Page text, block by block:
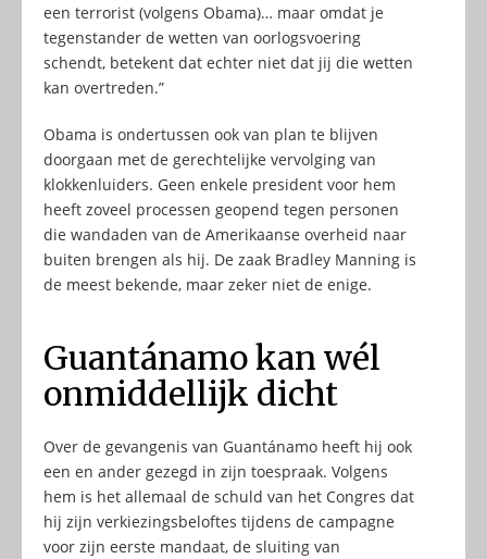
een terrorist (volgens Obama)… maar omdat je
tegenstander de wetten van oorlogsvoering
schendt, betekent dat echter niet dat jij die wetten
kan overtreden.”
Obama is ondertussen ook van plan te blijven
doorgaan met de gerechtelijke vervolging van
klokkenluiders. Geen enkele president voor hem
heeft zoveel processen geopend tegen personen
die wandaden van de Amerikaanse overheid naar
buiten brengen als hij. De zaak Bradley Manning is
de meest bekende, maar zeker niet de enige.
Guantánamo kan wél
onmiddellijk dicht
Over de gevangenis van Guantánamo heeft hij ook
een en ander gezegd in zijn toespraak. Volgens
hem is het allemaal de schuld van het Congres dat
hij zijn verkiezingsbeloftes tijdens de campagne
voor zijn eerste mandaat, de sluiting van